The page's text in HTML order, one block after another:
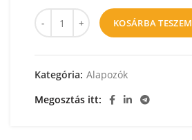
KOSÁRBA TESZEM
Kategória: Alapozók
Megosztás itt